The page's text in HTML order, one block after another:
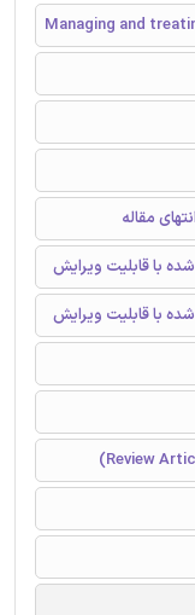
Managing and
مقاله